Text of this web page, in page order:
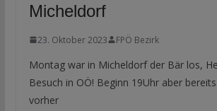
Micheldorf
23. Oktober 2023 FPÖ Bezirk
Montag war in Micheldorf der Bär los,
Besuch in OÖ! Beginn 19Uhr aber
vorher